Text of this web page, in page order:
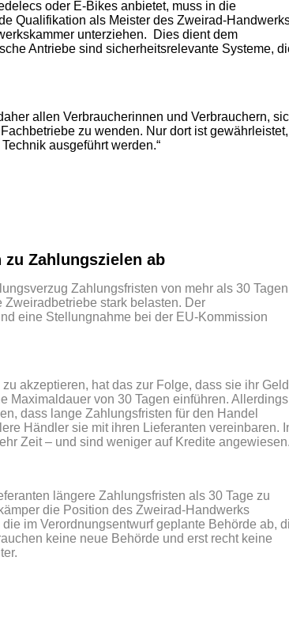
oder E-Bikes anbietet, muss in die
Qualifikation als Meister des Zweirad-
unterziehen. Dies dient dem
Antriebe sind sicherheitsrelevante Systeme,
allen Verbraucherinnen und Verbrauchern,
zu wenden. Nur dort ist gewährleistet,
ausgeführt werden.“
zu Zahlungszielen ab
Zahlungsfristen von mehr als 30
stark belasten. Der
eine Stellungnahme bei der EU-Kommission
akzeptieren, hat das zur Folge, dass sie ihr Geld
Maximaldauer von 30 Tagen einführen. Allerdings
dass lange Zahlungsfristen für den Handel
Händler sie mit ihren Lieferanten vereinbaren.
Zeit – und sind weniger auf Kredite angewiesen.
längere Zahlungsfristen als 30 Tage zu
die Position des Zweirad-Handwerks
im Verordnungsentwurf geplante Behörde ab,
keine neue Behörde und erst recht keine